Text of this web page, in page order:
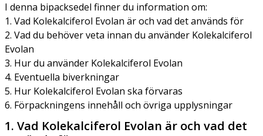
I denna bipacksedel finner du information om:
1. Vad Kolekalciferol Evolan är och vad det används för
2. Vad du behöver veta innan du använder Kolekalciferol
Evolan
3. Hur du använder Kolekalciferol Evolan
4. Eventuella biverkningar
5. Hur Kolekalciferol Evolan ska förvaras
6. Förpackningens innehåll och övriga upplysningar
1. Vad Kolekalciferol Evolan är och vad det